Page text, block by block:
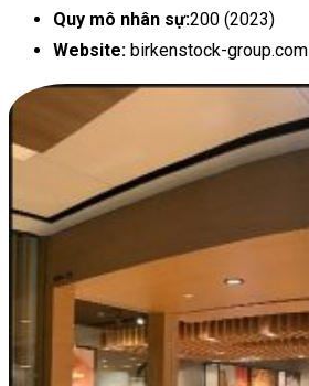
Quy mô nhân sự:200 (2023)
Website: birkenstock-group.com